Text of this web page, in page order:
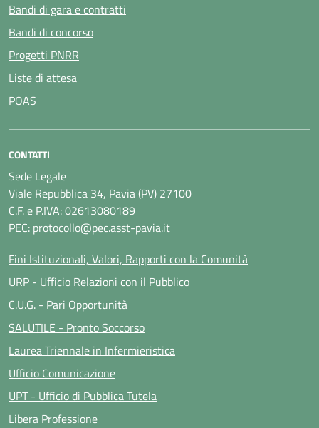
Bandi di gara e contratti
Bandi di concorso
Progetti PNRR
Liste di attesa
POAS
CONTATTI
Sede Legale
Viale Repubblica 34, Pavia (PV) 27100
C.F. e P.IVA: 02613080189
PEC: protocollo@pec.asst-pavia.it
Fini Istituzionali, Valori, Rapporti con la Comunità
URP - Ufficio Relazioni con il Pubblico
C.U.G. - Pari Opportunità
SALUTILE - Pronto Soccorso
Laurea Triennale in Infermieristica
Ufficio Comunicazione
UPT - Ufficio di Pubblica Tutela
Libera Professione